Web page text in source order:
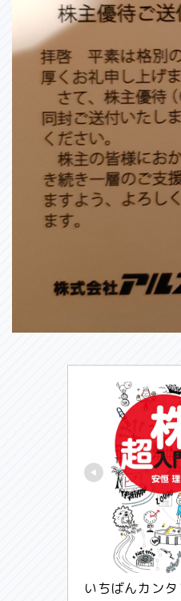
いちばんカン